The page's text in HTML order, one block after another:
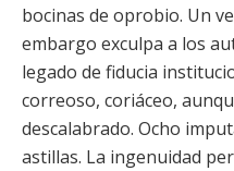
bocinas de oprobio. Un
embargo exculpa a los
legado de fiducia
correoso, coriáceo,
descalabrado. Ocho
astillas. La ingenuidad